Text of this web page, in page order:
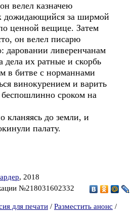
велел казначею
дожидающийся за ширмой
ценной вещице. Затем
он велел писарю
даровании ливеренчанам
дела их ратные и скорбь
в битве с норманнами
винокурением и варить
сроком на
кланяясь до земли, и
палату.
, 2018
№218031602332
для печати / Разместить анонс /